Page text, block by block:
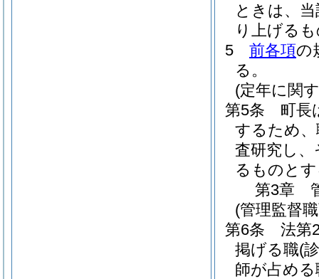
ときは、
り上げる
5
前各項の
る。
(定年に関
第5条
町長
するため
査研究し
るものと
第3章
(管理監督
第6条
法第
掲げる職(
師が占め